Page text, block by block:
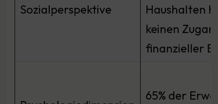
Sozialperspektive
Haushalten
keinen
finanzieller
65% der